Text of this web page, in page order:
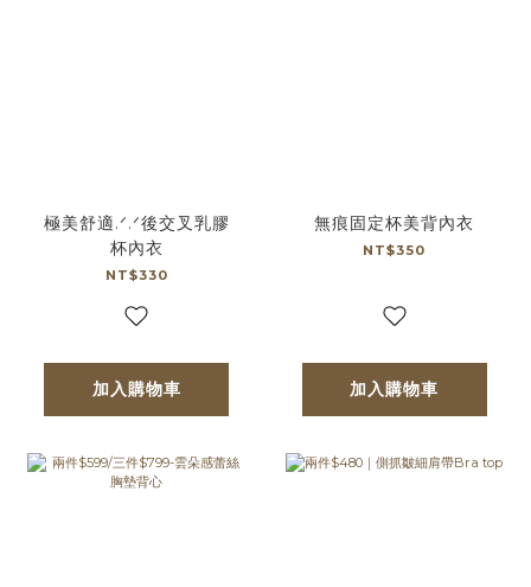
極美舒適.ᐟ.ᐟ後交叉乳膠
杯內衣
NT$330
加入購物車
無痕固定杯美背內衣
NT$350
加入購物車